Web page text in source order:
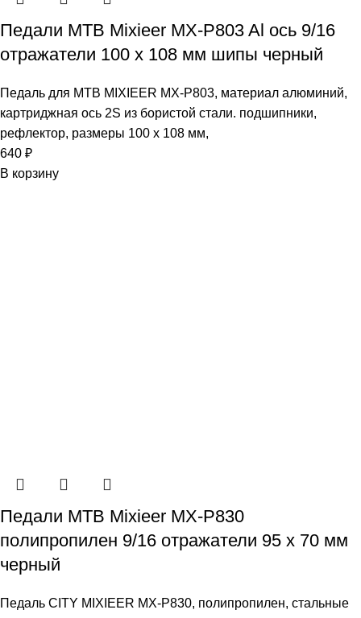
Педали МТВ Mixieer MX-P803 Al ось 9/16
отражатели 100 х 108 мм шипы черный
Педаль для MTB MIXIEER MX-P803, материал алюминий,
картриджная ось 2S из бористой стали. подшипники,
рефлектор, размеры 100 х 108 мм,
640 ₽
В корзину
Педали МТВ Mixieer MX-P830
полипропилен 9/16 отражатели 95 х 70 мм
черный
Педаль CITY MIXIEER MX-P830, полипропилен, стальные